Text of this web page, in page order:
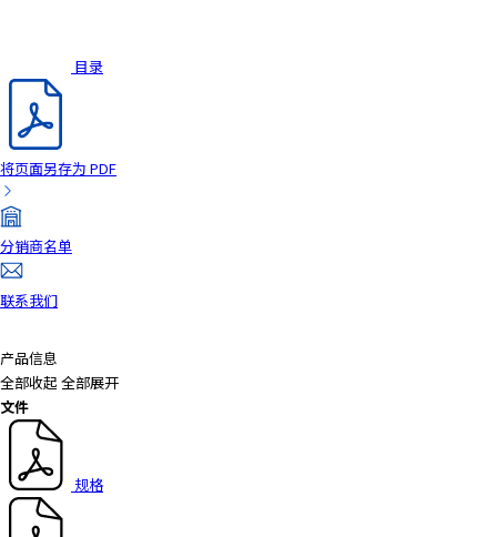
目录
将页面另存为 PDF
分销商名单
联系我们
产品信息
全部收起 全部展开
文件
规格